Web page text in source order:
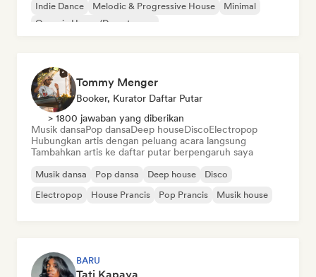
Indie Dance
Melodic & Progressive House
Minimal
Organic House/Downtempo
Tommy Menger
Booker, Kurator Daftar Putar
> 1800 jawaban yang diberikan
Musik dansaPop dansaDeep houseDiscoElectropop
Hubungkan artis dengan peluang acara langsung
Tambahkan artis ke daftar putar berpengaruh saya
Musik dansa Pop dansa Deep house
Disco
Electropop
House Prancis Pop Prancis Musik house
BARU
Tati Kapaya